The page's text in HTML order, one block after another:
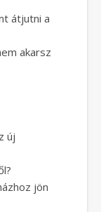
átjutni a
akarsz
új
jön